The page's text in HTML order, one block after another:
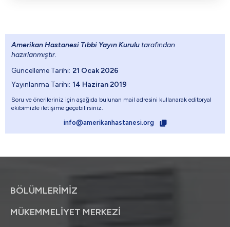
Amerikan Hastanesi Tıbbi Yayın Kurulu tarafından
hazırlanmıştır.
Güncelleme Tarihi: 21 Ocak 2026
Yayınlanma Tarihi: 14 Haziran 2019
Soru ve önerileriniz için aşağıda bulunan mail adresini kullanarak editoryal
ekibimizle iletişime geçebilirsiniz.
info@amerikanhastanesi.org
BÖLÜMLERİMİZ
MÜKEMMELİYET MERKEZİ